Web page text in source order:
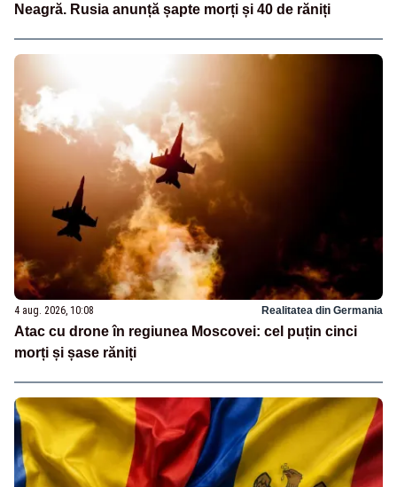
Neagră. Rusia anunță șapte morți și 40 de răniți
4 aug. 2026, 10:08 Realitatea din Germania
Atac cu drone în regiunea Moscovei: cel puțin cinci
morți și șase răniți